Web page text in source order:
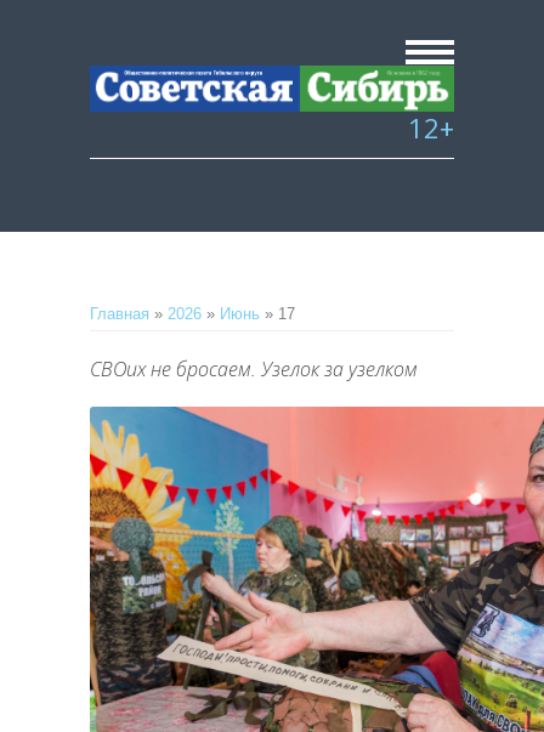
12+
Главная » 2026 » Июнь » 17
СВОих не бросаем. Узелок за узелком